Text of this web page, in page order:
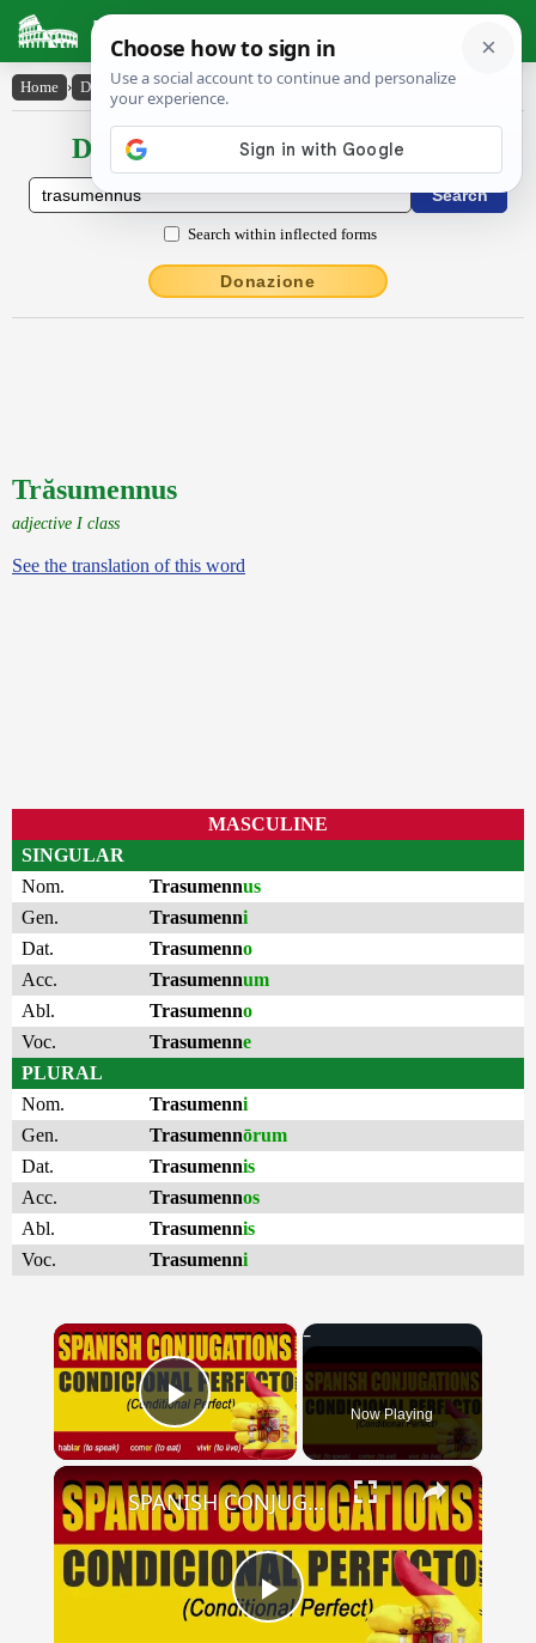
Latin Dictionary
Home › Declensions / Conjugations › Trăsumennus
Declensions / Conjugations latin
Search within inflected forms
Donazione
Trăsumennus
adjective I class
See the translation of this word
MASCULINE
SINGULAR
Nom.
Trasumennus
Gen.
Trasumenni
Dat.
Trasumenno
Acc.
Trasumennum
Abl.
Trasumenno
Voc.
Trasumenne
PLURAL
Nom.
Trasumenni
Gen.
Trasumennōrum
Dat.
Trasumennis
Acc.
Trasumennos
Abl.
Trasumennis
Voc.
Trasumenni
×
Play Video Now Playing
×
Play
SPANISH CONJUGATIONS: Conditional Perfect (Condicional Perfecto)